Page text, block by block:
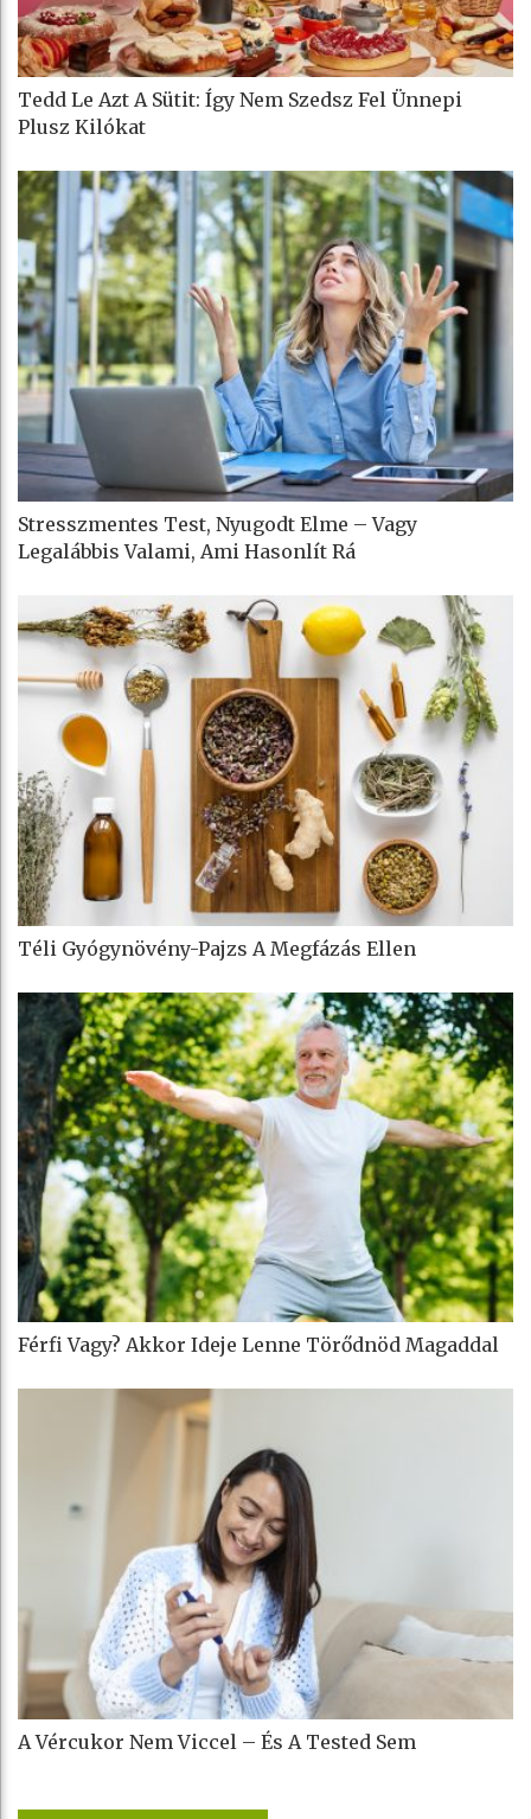
Tedd Le Azt A Sütit: Így Nem Szedsz Fel Ünnepi
Plusz Kilókat
Stresszmentes Test, Nyugodt Elme – Vagy
Legalábbis Valami, Ami Hasonlít Rá
Téli Gyógynövény-Pajzs A Megfázás Ellen
Férfi Vagy? Akkor Ideje Lenne Törődnöd Magaddal
A Vércukor Nem Viccel – És A Tested Sem